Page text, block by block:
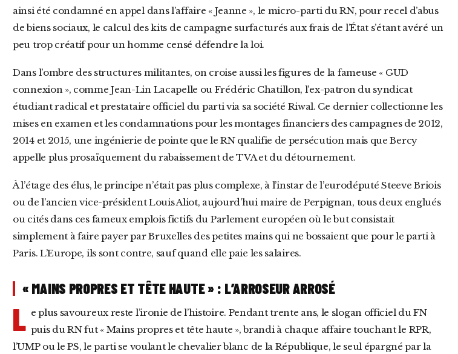
ainsi été condamné en appel dans l’affaire « Jeanne », le micro-parti du RN, pour recel d’abus
de biens sociaux, le calcul des kits de campagne surfacturés aux frais de l’État s’étant avéré un
peu trop créatif pour un homme censé défendre la loi.
Dans l’ombre des structures militantes, on croise aussi les figures de la fameuse « GUD
connexion », comme Jean-Lin Lacapelle ou Frédéric Chatillon, l’ex-patron du syndicat
étudiant radical et prestataire officiel du parti via sa société Riwal. Ce dernier collectionne les
mises en examen et les condamnations pour les montages financiers des campagnes de 2012,
2014 et 2015, une ingénierie de pointe que le RN qualifie de persécution mais que Bercy
appelle plus prosaïquement du rabaissement de TVA et du détournement.
À l’étage des élus, le principe n’était pas plus complexe, à l’instar de l’eurodéputé Steeve Briois
ou de l’ancien vice-président Louis Aliot, aujourd’hui maire de Perpignan, tous deux englués
ou cités dans ces fameux emplois fictifs du Parlement européen où le but consistait
simplement à faire payer par Bruxelles des petites mains qui ne bossaient que pour le parti à
Paris. L’Europe, ils sont contre, sauf quand elle paie les salaires.
« MAINS PROPRES ET TÊTE HAUTE » : L’ARROSEUR ARROSÉ
L e plus savoureux reste l’ironie de l’histoire. Pendant trente ans, le slogan officiel du FN
puis du RN fut « Mains propres et tête haute », brandi à chaque affaire touchant le RPR,
l’UMP ou le PS, le parti se voulant le chevalier blanc de la République, le seul épargné par la